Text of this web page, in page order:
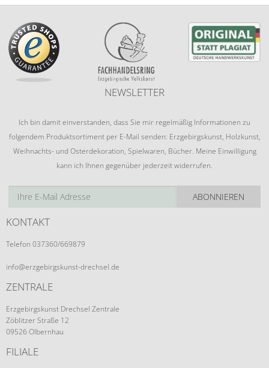
NEWSLETTER
Ich bin damit einverstanden, dass Sie mir regelmäßig Informationen zu
folgendem Produktsortiment per E-Mail senden: Erzgebirgskunst, Holzkunst,
Weihnachts- und Osterdekoration, Spielwaren, Bücher. Meine Einwilligung
kann ich Ihnen gegenüber jederzeit widerrufen.
ABONNIEREN
KONTAKT
Telefon 037360/669879
info@erzgebirgskunst-drechsel.de
ZENTRALE
Erzgebirgskunst Drechsel Zentrale
Zöblitzer Straße 12
09526 Olbernhau
FILIALE